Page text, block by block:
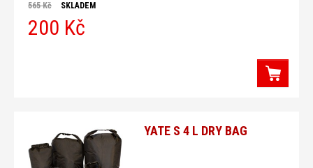
565 Kč SKLADEM
200 Kč
YATE S 4 L DRY BAG